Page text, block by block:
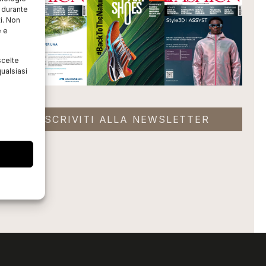
Non
e
ISCRIVITI ALLA NEWSLETTER